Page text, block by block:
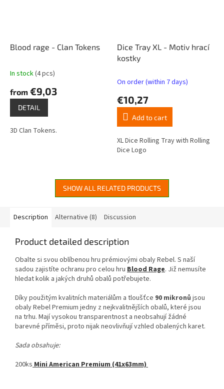
Blood rage - Clan Tokens
The
product
rating
out
In stock(4 pcs)
from €9,03
DETAIL
3D Clan Tokens.
Dice Tray XL - Motiv hrací
kostky
On order (within 7 days)
€10,27
Add to cart
XL Dice Rolling Tray with Rolling
Dice Logo
SHOW ALL RELATED PRODUCTS
Description Alternative (8) Discussion
Product detailed description
Obalte si svou oblíbenou hru prémiovými obaly Rebel. S naší
sadou zajistíte ochranu pro celou hru Blood Rage. Již nemusíte
hledat kolik a jakých druhů obalů potřebujete.
Díky použitým kvalitních materiálům a tloušťce 90 mikronů jsou
obaly Rebel Premium jedny z nejkvalitnějších obalů, které jsou
na trhu. Mají vysokou transparentnost a neobsahují žádné
barevné příměsi, proto nijak neovlivňují vzhled obalených karet.
Sada obsahuje:
200ks Mini American Premium (41x63mm)